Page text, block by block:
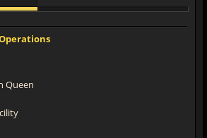
Queen